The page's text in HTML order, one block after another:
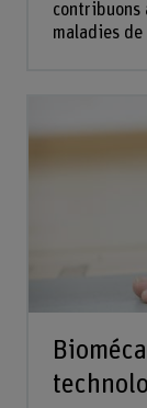
contribuons
maladies de